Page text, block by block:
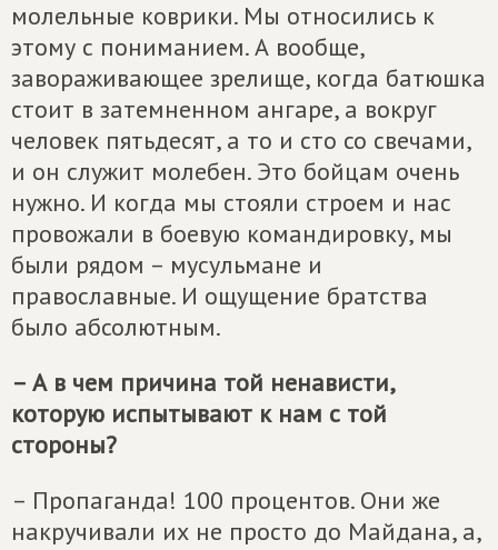
молельные коврики. Мы относились к
этому с пониманием. А вообще,
завораживающее зрелище, когда батюшка
стоит в затемненном ангаре, а вокруг
человек пятьдесят, а то и сто со свечами,
и он служит молебен. Это бойцам очень
нужно. И когда мы стояли строем и нас
провожали в боевую командировку, мы
были рядом – мусульмане и
православные. И ощущение братства
было абсолютным.
– А в чем причина той ненависти,
которую испытывают к нам с той
стороны?
– Пропаганда! 100 процентов. Они же
накручивали их не просто до Майдана, а,